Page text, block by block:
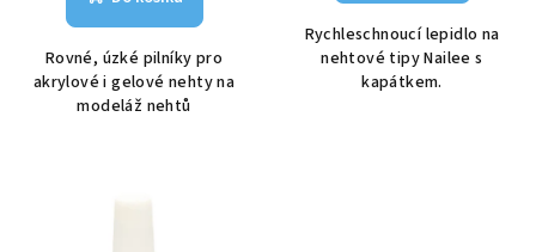
Rovné, úzké pilníky pro
akrylové i gelové nehty na
modeláž nehtů
Rychleschnoucí lepidlo na
nehtové tipy Nailee s
kapátkem.